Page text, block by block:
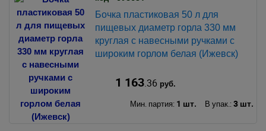
Бочка пластиковая 50 л для
пищевых диаметр горла 330 мм
круглая с навесными ручками с
широким горлом белая (Ижевск)
1 163.36 руб.
Мин. партия: 1 шт. В упак.: 3 шт.